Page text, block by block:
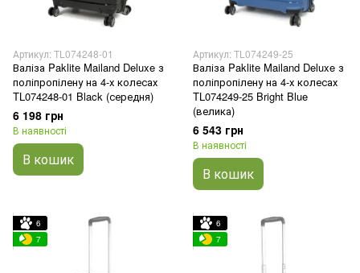
Артикул: TL074248-01
Валіза Paklite Mailand Deluxe з
поліпропілену на 4-х колесах
TL074248-01 Black (середня)
6 198 грн
В наявності
В кошик
Артикул: TL074249-25
Валіза Paklite Mailand Deluxe з
поліпропілену на 4-х колесах
TL074249-25 Bright Blue
(велика)
6 543 грн
В наявності
В кошик
6
7
6
7